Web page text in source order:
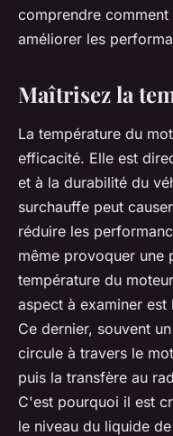
comprendre
améliorer les
Maîtrisez la
La température du
efficacité. Elle est
et à la durabilité du
surchauffe peut
réduire les
même provoquer une
température du
aspect à examiner
Ce dernier, souvent
circule à travers le
puis la transfère au
C'est pourquoi il est
le niveau du liquide